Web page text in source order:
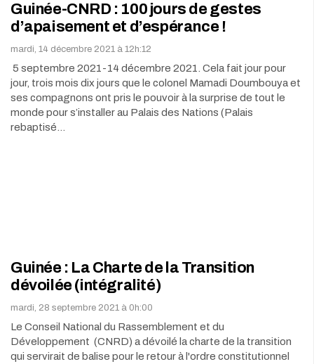
Guinée-CNRD : 100 jours de gestes
d’apaisement et d’espérance !
mardi, 14 décembre 2021 à 12h:12
5 septembre 2021-14 décembre 2021. Cela fait jour pour
jour, trois mois dix jours que le colonel Mamadi Doumbouya et
ses compagnons ont pris le pouvoir à la surprise de tout le
monde pour s’installer au Palais des Nations (Palais
rebaptisé…
Guinée : La Charte de la Transition
dévoilée (intégralité)
mardi, 28 septembre 2021 à 0h:00
Le Conseil National du Rassemblement et du
Développement (CNRD) a dévoilé la charte de la transition
qui servirait de balise pour le retour à l'ordre constitutionnel